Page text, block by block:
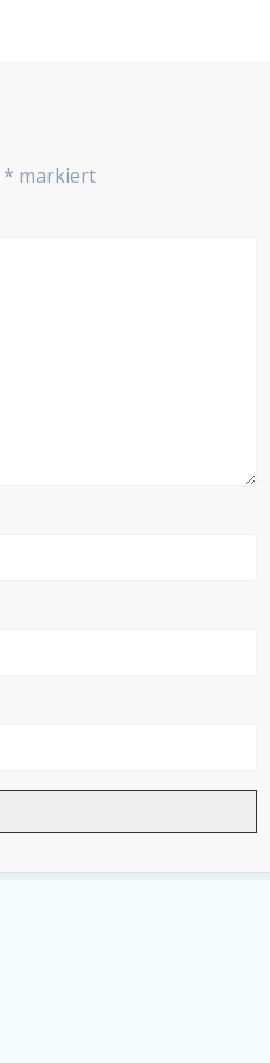
* markiert